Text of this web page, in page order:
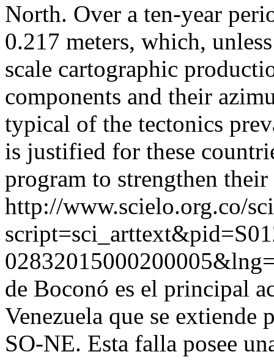
North. Over a ten-year
0.217 meters, which,
scale cartographic
components and their
typical of the tectonics
is justified for these
program to strengthen
http://www.scielo.org.co/
de Boconó es el principal
Venezuela que se extiende
SO-NE. Esta falla posee